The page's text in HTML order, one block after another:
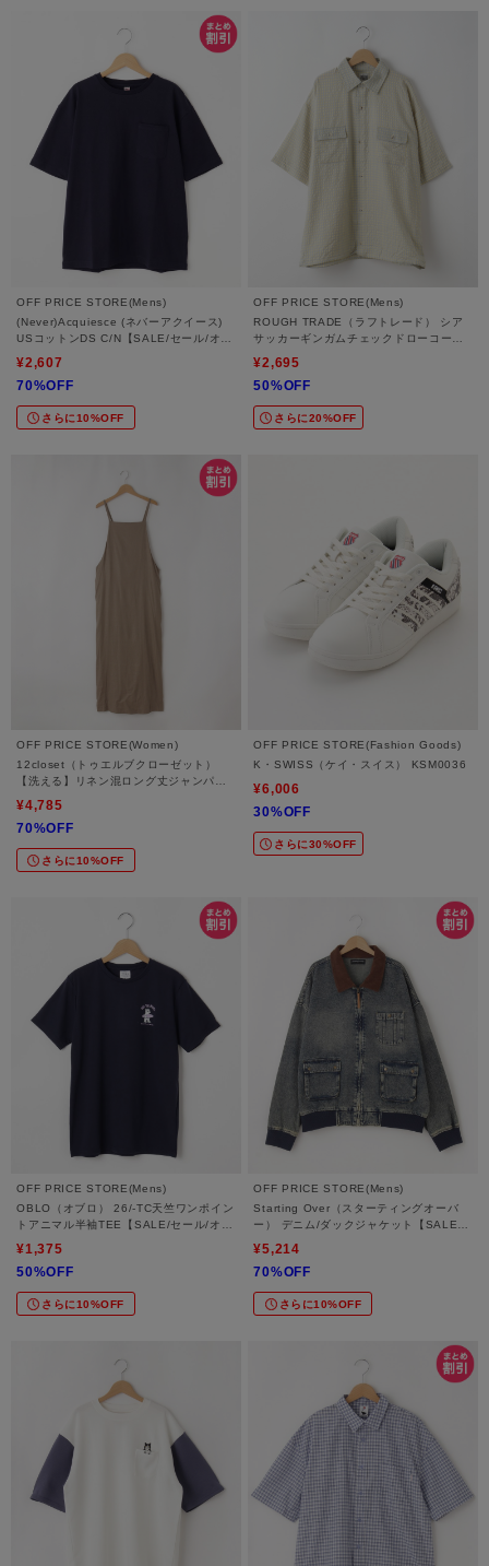
OFF PRICE STORE(Mens)
(Never)Acquiesce (ネバーアクイース)
USコットンDS C/N【SALE/セール/オフ
ユニセックス】
¥2,607
70%OFF
さらに10%OFF
OFF PRICE STORE(Mens)
ROUGH TRADE（ラフトレード） シア
サッカーギンガムチェックドローコード
¥2,695
50%OFF
さらに20%OFF
OFF PRICE STORE(Women)
12closet（トゥエルブクローゼット）
【洗える】リネン混ロング丈ジャンパー
スカート【SALE/セール/オフプライス/
カジュアル/デイリー/トレンド】
¥4,785
70%OFF
さらに10%OFF
OFF PRICE STORE(Fashion Goods)
K・SWISS（ケイ・スイス） KSM0036
¥6,006
30%OFF
さらに30%OFF
OFF PRICE STORE(Mens)
OBLO（オブロ） 26/-TC天竺ワンポイン
トアニマル半袖TEE【SALE/セール/オフ
ユニセックス】
¥1,375
50%OFF
さらに10%OFF
OFF PRICE STORE(Mens)
Starting Over（スターティングオーバ
ー） デニム/ダックジャケット【SALE/
ー/トレンド/ユニセックス】
¥5,214
70%OFF
さらに10%OFF